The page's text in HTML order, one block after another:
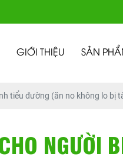
GIỚI THIỆU SẢN
tiểu đường (ăn no không lo bị
NGƯỜI